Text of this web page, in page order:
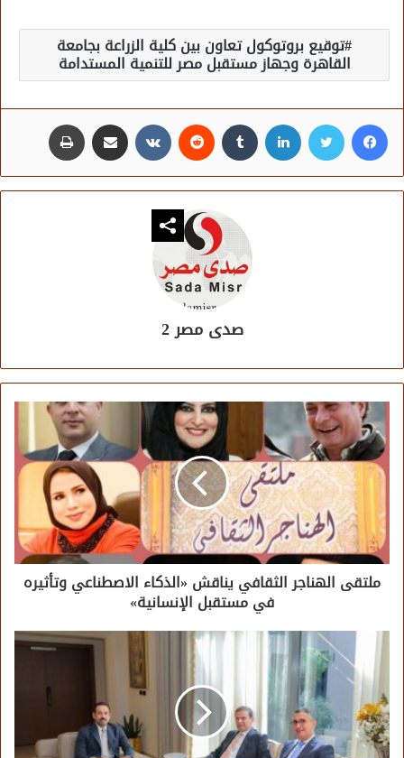
توقيع بروتوكول تعاون بين كلية الزراعة بجامعة
القاهرة وجهاز مستقبل مصر للتنمية المستدامة
فيسبوك تويتر لينكدإن مشاركة عبر البريد
صدى مصر 2
ملتقى الهناجر الثقافي يناقش «الذكاء الاصطناعي وتأثيره
في مستقبل الإنسانية»